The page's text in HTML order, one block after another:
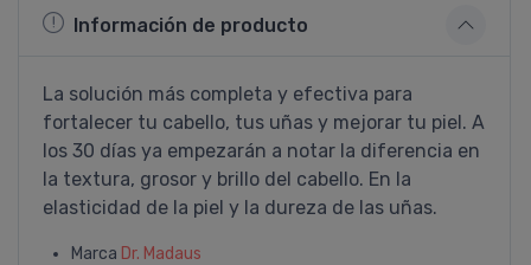
Información de producto
La solución más completa y efectiva para
fortalecer tu cabello, tus uñas y mejorar tu piel. A
los 30 dí­as ya empezarán a notar la diferencia en
la textura, grosor y brillo del cabello. En la
elasticidad de la piel y la dureza de las uñas.
Marca Dr. Madaus